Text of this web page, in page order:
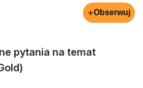
+Obserwuj
pytania na temat